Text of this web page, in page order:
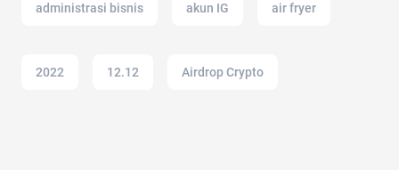
administrasi bisnis akun IG air fryer
2022 12.12 Airdrop Crypto